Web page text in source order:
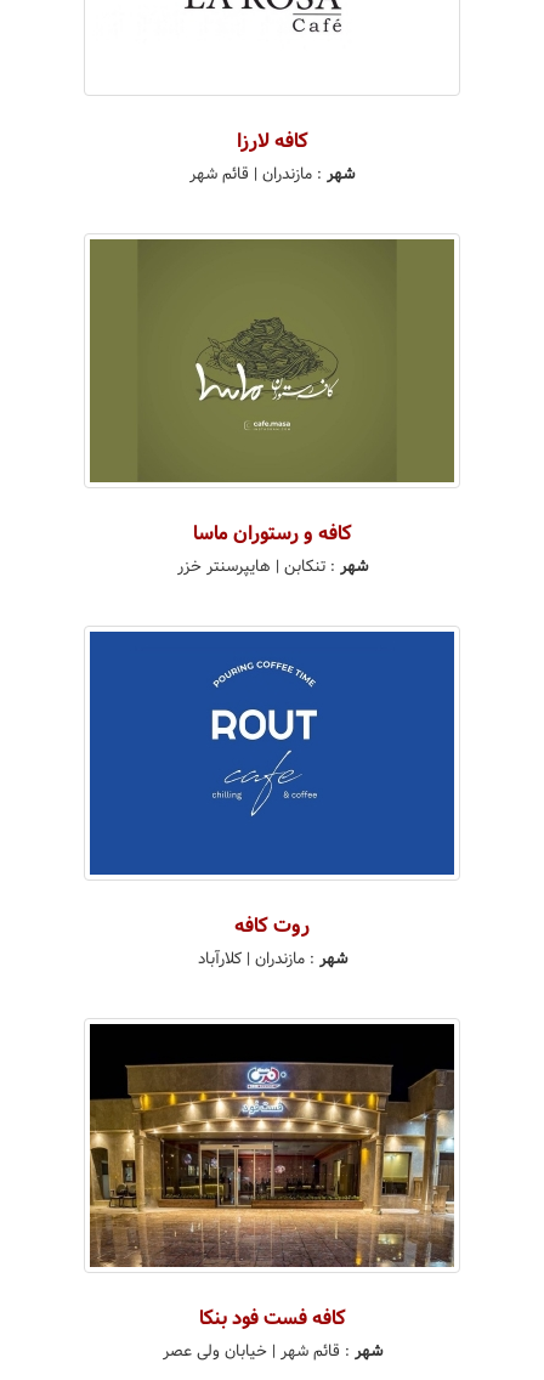
کافه لارزا
شهر : مازندران | قائم شهر
كافه و رستوران ماسا
شهر :تنکابن | هایپرسنتر خزر
روت کافه
شهر :مازندران | کلارآباد
کافه فست فود بنکا
شهر : قائم شهر | خیابان ولی عصر